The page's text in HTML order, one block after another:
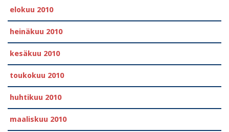
elokuu 2010
heinäkuu 2010
kesäkuu 2010
toukokuu 2010
huhtikuu 2010
maaliskuu 2010